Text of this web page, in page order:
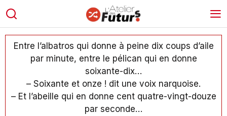
Entre l’albatros qui donne à peine dix coups d’aile
par minute, entre le pélican qui en donne
soixante-dix…
– Soixante et onze ! dit une voix narquoise.
– Et l’abeille qui en donne cent quatre-vingt-douze
par seconde…